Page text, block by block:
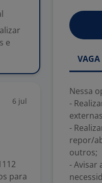
e
6 jul
para
VAGA
Nessa
-
-
repor/
outros;
- Avisar